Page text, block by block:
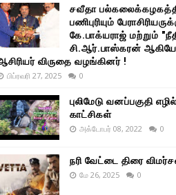
சவீதா
பணிபுரியும்
கே.பாக்யராஜ் மற்றும்
சி.ஆர்.பாஸ்கரன்
விருதை வழங்கினர் !
பிப்ரவரி 27, 2025 0
புலிமேடு வனப்பகுதி
காட்சிகள்
அக்டோபர் 08, 2022 0
நரி வேட்டை திரை
மே 26, 2025 0